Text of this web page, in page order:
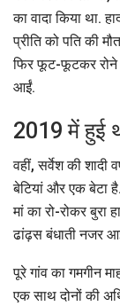
का वादा किया था.
प्रीति को पति की
फिर फूट-फूटकर रोने
आईं.
2019 में हुई
वहीं, सर्वेश की शादी
बेटियां और एक बेटा
मां का रो-रोकर बुरा
ढांढ़स बंधाती नजर
पूरे गांव का गमगीन
एक साथ दोनों की